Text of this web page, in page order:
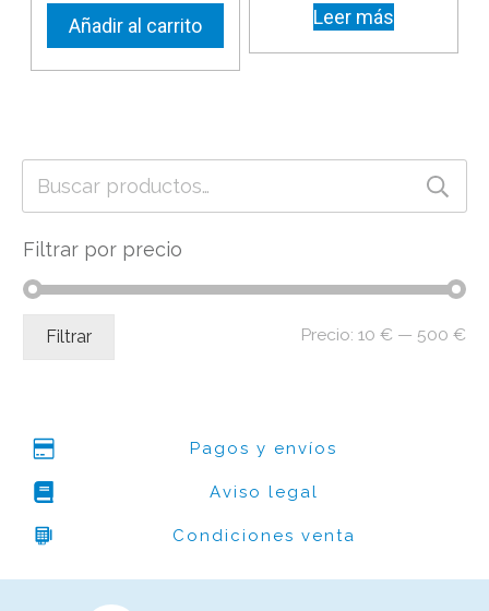
Añadir al carrito Leer más
Buscar
Filtrar por precio
Filtrar Precio: 10 € — 500 €
Pagos y envíos
Aviso legal
Condiciones venta